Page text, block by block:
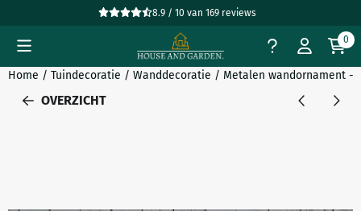
Cookievoorkeuren zijn beschikbaar. Kies instellingen of sta
8.9 / 10 van169 reviews
0
Home / Tuindecoratie / Wanddecoratie / Metalen wandornament -
OVERZICHT